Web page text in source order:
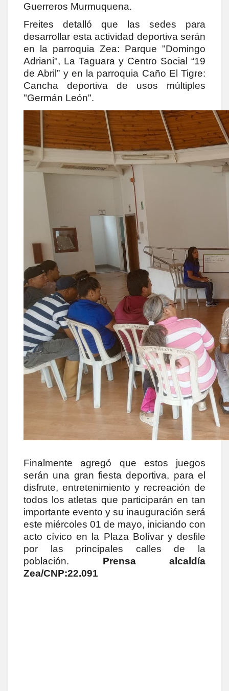
Guerreros Murmuquena.
Freites detalló que las sedes para
desarrollar esta actividad deportiva serán
en la parroquia Zea: Parque "Domingo
Adriani", La Taguara y Centro Social “19
de Abril” y en la parroquia Caño El Tigre:
Cancha deportiva de usos múltiples
"Germán León".
Finalmente agregó que estos juegos
serán una gran fiesta deportiva, para el
disfrute, entretenimiento y recreación de
todos los atletas que participarán en tan
importante evento y su inauguración será
este miércoles 01 de mayo, iniciando con
acto cívico en la Plaza Bolívar y desfile
por las principales calles de la
población. Prensa alcaldía
Zea/CNP:22.091